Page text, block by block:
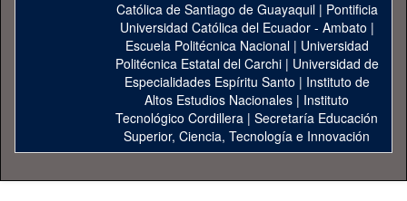
Católica de Santiago de Guayaquil| Pontificia
Universidad Católica del Ecuador - Ambato |
Escuela Politécnica Nacional| Universidad
Politécnica Estatal del Carchi| Universidad de
Especialidades Espíritu Santo | Instituto de
Altos Estudios Nacionales | Instituto
Tecnológico Cordillera | Secretaría Educación
Superior, Ciencia, Tecnología e Innovación